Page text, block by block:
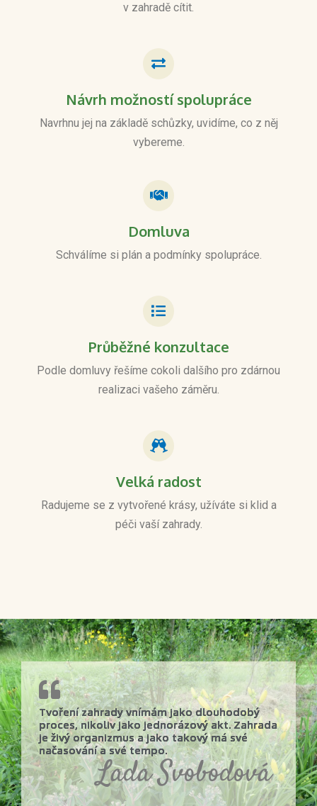
v zahradě cítit.​
Návrh možností spolupráce
Navrhnu jej na základě schůzky, uvidíme, co z něj
vybereme.​
Domluva
Schválíme si plán a podmínky spolupráce.
Průběžné konzultace
Podle domluvy řešíme cokoli dalšího pro zdárnou
realizaci vašeho záměru.
Velká radost
Radujeme se z vytvořené krásy, užíváte si klid a
péči vaší zahrady.
Tvoření zahrady vnímám jako dlouhodobý
proces, nikoliv jako jednorázový akt. Zahrada
je živý organizmus a jako takový má své
načasování a své tempo.
Lada Svobodová